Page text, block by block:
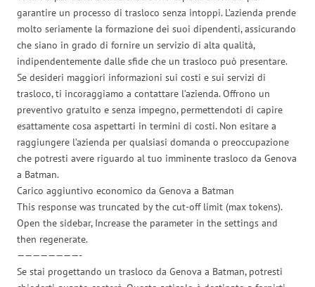
garantire un processo di trasloco senza intoppi. L’azienda prende
molto seriamente la formazione dei suoi dipendenti, assicurando
che siano in grado di fornire un servizio di alta qualità,
indipendentemente dalle sfide che un trasloco può presentare.
Se desideri maggiori informazioni sui costi e sui servizi di
trasloco, ti incoraggiamo a contattare l’azienda. Offrono un
preventivo gratuito e senza impegno, permettendoti di capire
esattamente cosa aspettarti in termini di costi. Non esitare a
raggiungere l’azienda per qualsiasi domanda o preoccupazione
che potresti avere riguardo al tuo imminente trasloco da Genova
a Batman.
Carico aggiuntivo economico da Genova a Batman
This response was truncated by the cut-off limit (max tokens).
Open the sidebar, Increase the parameter in the settings and
then regenerate.
————————-
Se stai progettando un trasloco da Genova a Batman, potresti